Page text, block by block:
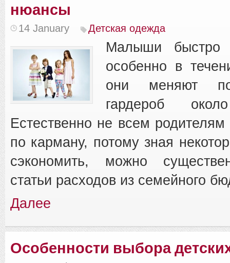
нюансы
14 January Детская одежда
Малыши быстро
особенно в
они меняют
гардероб
Естественно не всем
по карману, потому зная
сэкономить, можно
статьи расходов из семейного
Далее
Особенности выбора